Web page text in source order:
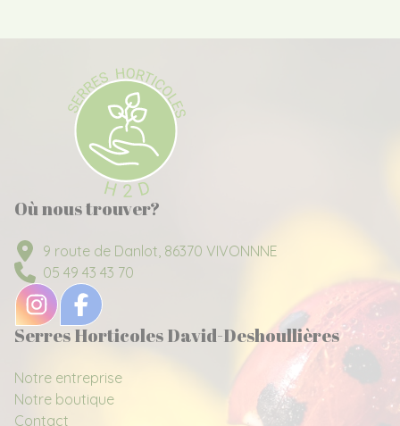
Où nous trouver?
9 route de Danlot, 86370 VIVONNNE
05 49 43 43 70
Serres Horticoles David-Deshoullières
Notre entreprise
Notre boutique
Contact